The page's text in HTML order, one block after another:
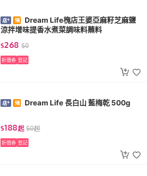
Dream Life槐店王婆亞麻籽芝麻鹽
涼拌增味提香水煮菜調味料蘸料
$268 $0
折價券 登記
Dream Life 長白山 藍梅乾 500g
$188起 $0起
折價券 登記